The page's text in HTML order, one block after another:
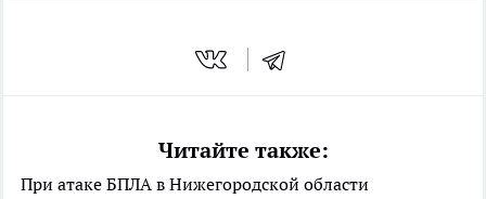
Читайте также:
При атаке БПЛА в Нижегородской области